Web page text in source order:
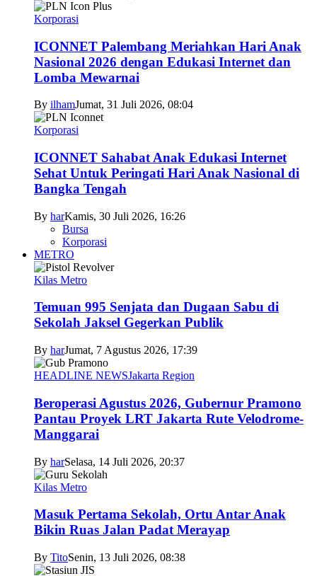
Korporasi
ICONNET Palembang Meriahkan Hari Anak
Nasional 2026 dengan Edukasi Internet dan
Lomba Mewarnai
By ilhamJumat, 31 Juli 2026, 08:04
Korporasi
ICONNET Sahabat Anak Edukasi Internet
Sehat Untuk Peringati Hari Anak Nasional di
Bangka Tengah
By harKamis, 30 Juli 2026, 16:26
Bursa
Korporasi
METRO
Kilas Metro
Temuan 995 Senjata dan Dugaan Sabu di
Sekolah Jaksel Gegerkan Publik
By harJumat, 7 Agustus 2026, 17:39
HEADLINE NEWSJakarta Region
Beroperasi Agustus 2026, Gubernur Pramono
Pantau Proyek LRT Jakarta Rute Velodrome-
Manggarai
By harSelasa, 14 Juli 2026, 20:37
Kilas Metro
Masuk Pertama Sekolah, Ortu Antar Anak
Bikin Ruas Jalan Padat Merayap
By TitoSenin, 13 Juli 2026, 08:38